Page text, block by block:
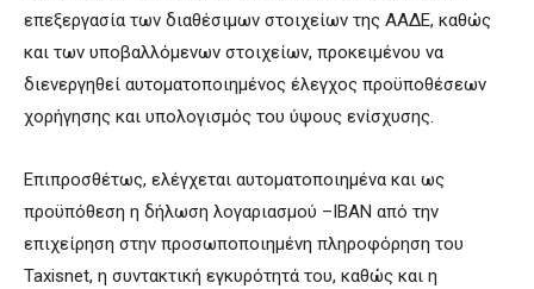
επεξεργασία των διαθέσιμων στοιχείων της ΑΑΔΕ, καθώς
και των υποβαλλόμενων στοιχείων, προκειμένου να
διενεργηθεί αυτοματοποιημένος έλεγχος προϋποθέσεων
χορήγησης και υπολογισμός του ύψους ενίσχυσης.
Επιπροσθέτως, ελέγχεται αυτοματοποιημένα και ως
προϋπόθεση η δήλωση λογαριασμού –IBAN από την
επιχείρηση στην προσωποποιημένη πληροφόρηση του
Taxisnet, η συντακτική εγκυρότητά του, καθώς και η